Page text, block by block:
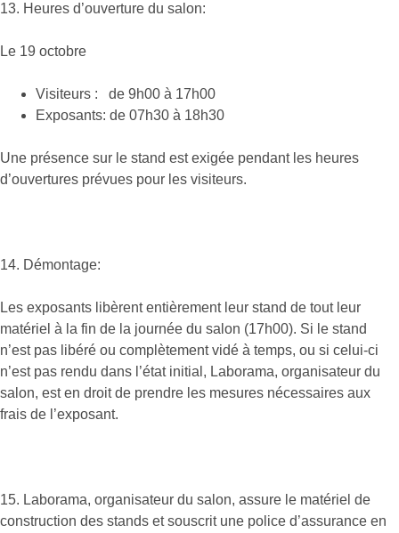
13. Heures d’ouverture du salon:
Le 19 octobre
Visiteurs : de 9h00 à 17h00
Exposants: de 07h30 à 18h30
Une présence sur le stand est exigée pendant les heures
d’ouvertures prévues pour les visiteurs.
14. Démontage:
Les exposants libèrent entièrement leur stand de tout leur
matériel à la fin de la journée du salon (17h00). Si le stand
n’est pas libéré ou complètement vidé à temps, ou si celui-ci
n’est pas rendu dans l’état initial, Laborama, organisateur du
salon, est en droit de prendre les mesures nécessaires aux
frais de l’exposant.
15. Laborama, organisateur du salon, assure le matériel de
construction des stands et souscrit une police d’assurance en